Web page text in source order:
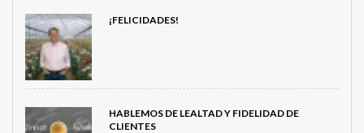
¡FELICIDADES!
HABLEMOS DE LEALTAD Y FIDELIDAD DE
CLIENTES